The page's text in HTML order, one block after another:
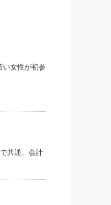
い女性が初参
共通、会計